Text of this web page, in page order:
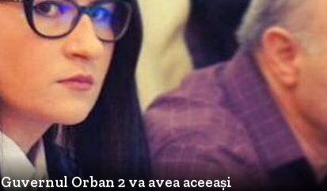
Orban 2 va avea aceeași